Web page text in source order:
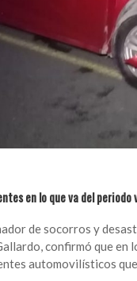
en lo que va del periodo
de socorros y
confirmó que en
automovilísticos